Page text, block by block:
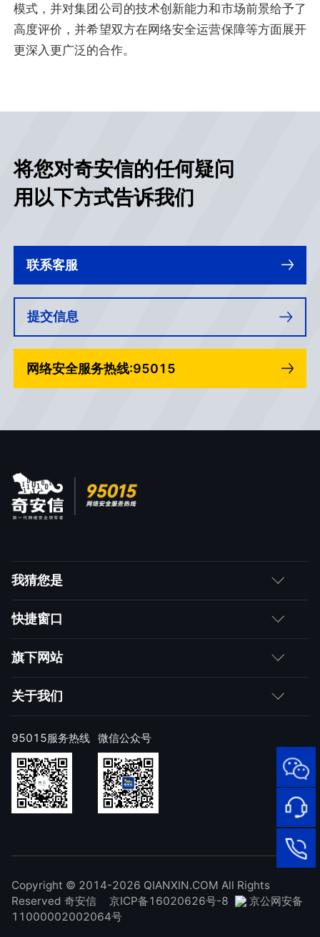
模式，并对集团公司的技术创新能力和市场前景给予了
高度评价，并希望双方在网络安全运营保障等方面展开
更深入更广泛的合作。
95015
网络安
全服务
热线
在线客
将您对奇安信的任何疑问
用以下方式告诉我们
联系客服
提交信息
网络安全服务热线:95015
我猜您是
客户
合作伙伴
求职者
快捷窗口
如何购买
产品注册与激活
样本上报
奇安信天守安全软件
顽固病毒专杀工具
旗下网站
网神
技术研究院
威胁情报中心
补天漏洞响应平台
关于我们
公司简介
公司新闻
发展历程
进出口合规声明
95015服务热线 微信公众号
Copyright © 2014-2026 QIANXIN.COM All Rights
Reserved 奇安信
京ICP备16020626号-8
京公网安备
11000002002064号